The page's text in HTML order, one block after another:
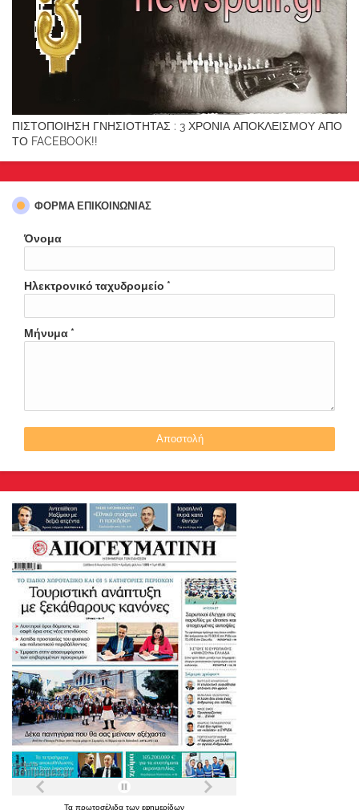
ΠΙΣΤΟΠΟΙΗΣΗ ΓΝΗΣΙΟΤΗΤΑΣ : 3 ΧΡΟΝΙΑ ΑΠΟΚΛΕΙΣΜΟΥ ΑΠΟ
ΤΟ FACEBOOK!!
ΦΌΡΜΑ ΕΠΙΚΟΙΝΩΝΊΑΣ
Όνομα
Ηλεκτρονικό ταχυδρομείο *
Μήνυμα *
Τα πρωτοσέλιδα των εφημερίδων